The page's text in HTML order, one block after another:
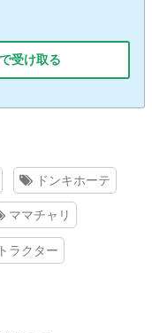
受け取る
ドンキホーテ
ママチャリ
トラクター